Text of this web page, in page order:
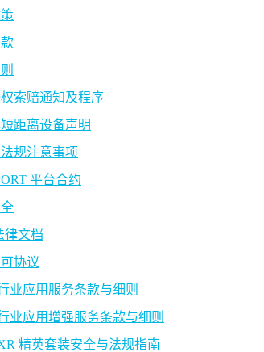
索赔通知及程序
距离设备声明
规注意事项
平台合约
律文档
协议
业应用服务条款与细则
业应用增强服务条款与细则
精英套装安全与法规指南